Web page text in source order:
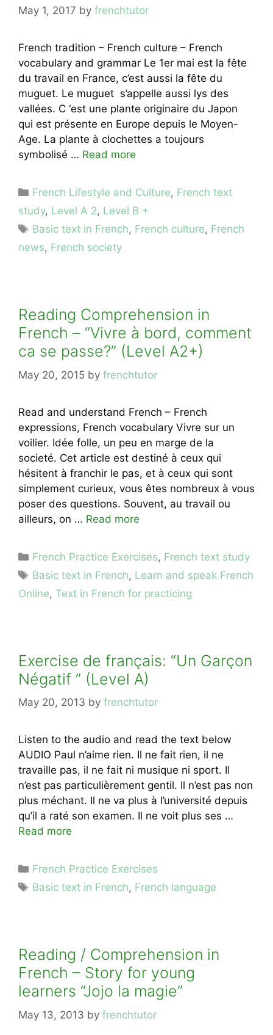
May 1, 2017 by frenchtutor
French tradition – French culture – French
vocabulary and grammar Le 1er mai est la fête
du travail en France, c’est aussi la fête du
muguet. Le muguet s’appelle aussi lys des
vallées. C ‘est une plante originaire du Japon
qui est présente en Europe depuis le Moyen-
Age. La plante à clochettes a toujours
symbolisé … Read more
Categories
French Lifestyle and Culture, French text
study, Level A 2, Level B +
Tags
Basic text in French, French culture, French
news, French society
Reading Comprehension in
French – “Vivre à bord, comment
ca se passe?” (Level A2+)
May 20, 2015 by frenchtutor
Read and understand French – French
expressions, French vocabulary Vivre sur un
voilier. Idée folle, un peu en marge de la
societé. Cet article est destiné à ceux qui
hésitent à franchir le pas, et à ceux qui sont
simplement curieux, vous êtes nombreux à vous
poser des questions. Souvent, au travail ou
ailleurs, on … Read more
Categories
French Practice Exercises, French text study
Tags
Basic text in French, Learn and speak French
Online, Text in French for practicing
Exercise de français: “Un Garçon
Négatif ” (Level A)
May 20, 2013 by frenchtutor
Listen to the audio and read the text below
AUDIO Paul n’aime rien. Il ne fait rien, il ne
travaille pas, il ne fait ni musique ni sport. Il
n’est pas particulièrement gentil. Il n’est pas non
plus méchant. Il ne va plus à l’université depuis
qu’il a raté son examen. Il ne voit plus ses …
Read more
Categories
French Practice Exercises
Tags
Basic text in French, French language
Reading / Comprehension in
French – Story for young
learners “Jojo la magie”
May 13, 2013 by frenchtutor